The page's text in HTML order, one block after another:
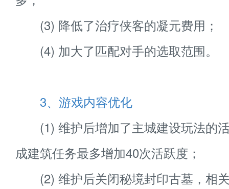
(3) 降低了治疗侠客的凝元费用；
(4) 加大了匹配对手的选取范围。
3、游戏内容优化
(1) 维护后增加了主城建设玩法的
成建筑任务最多增加40次活跃度；
(2) 维护后关闭秘境封印古墓，相